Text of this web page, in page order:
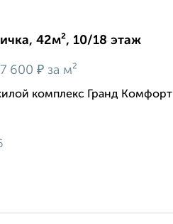
42м², 10/18 этаж
600 ₽ за м²
комплекс Гранд Комфорт